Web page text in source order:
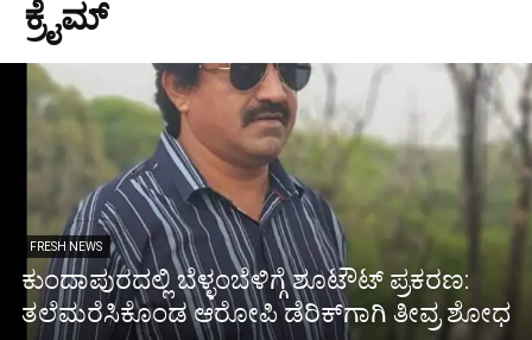
ಕ್ರೈಮ್
FRESH NEWS
ಕುಂದಾಪುರದಲ್ಲಿ ಬೆಳ್ಳಂಬೆಳಿಗ್ಗೆ ಶೂಟೌಟ್ ಪ್ರಕರಣ:
ತಲೆಮರೆಸಿಕೊಂಡ ಆರೋಪಿ ಡೆರಿಕ್‌ಗಾಗಿ ತೀವ್ರ ಶೋಧ